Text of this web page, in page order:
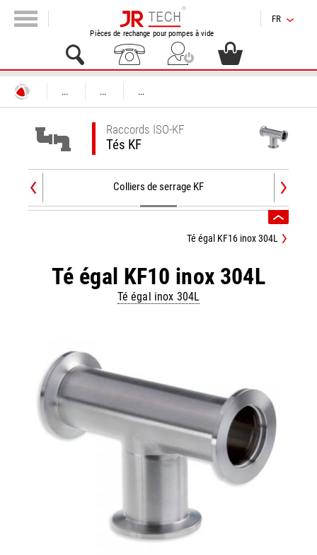
Pièces de rechange pour pompes à vide
FR
... ... ...
Raccords ISO-KF
Tés KF
Colliers de serrage KF
Té égal KF10 inox 304L
Té égal inox 304L
Té égal KF16 inox 304L